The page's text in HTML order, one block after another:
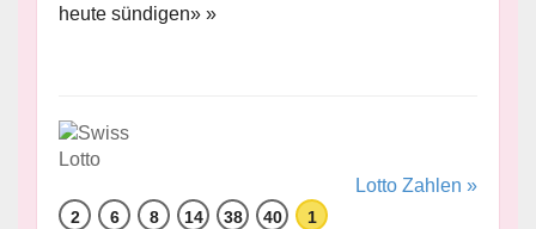
heute sündigen» »
Lotto Zahlen »
2 6 8 14 38 40 1